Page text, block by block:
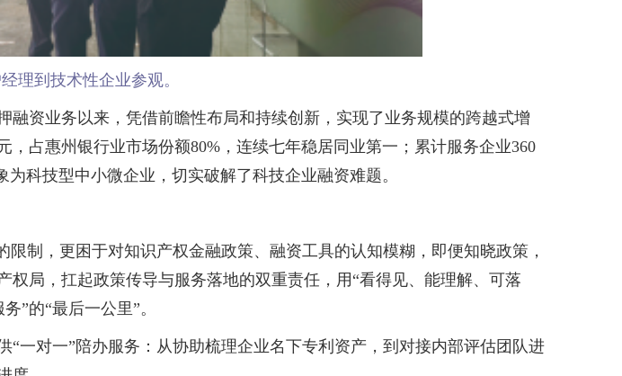
理到技术性企业参观。
资业务以来，凭借前瞻性布局和持续创新，实现了业务规模的跨越式增
占惠州银行业市场份额80%，连续七年稳居同业第一；累计服务企业360
科技型中小微企业，切实破解了科技企业融资难题。
，更困于对知识产权金融政策、融资工具的认知模糊，即便知晓政策，
局，扛起政策传导与服务落地的双重责任，用“看得见、能理解、可落
”的“最后一公里”。
对一”陪办服务：从协助梳理企业名下专利资产，到对接内部评估团队进